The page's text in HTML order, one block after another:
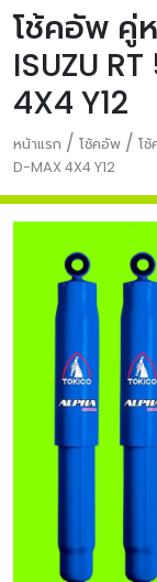
โช้คอัพ คู่
ISUZU
4X4 Y12
หน้าแรก / โช้คอัพ / โช้
D-MAX 4X4 Y12